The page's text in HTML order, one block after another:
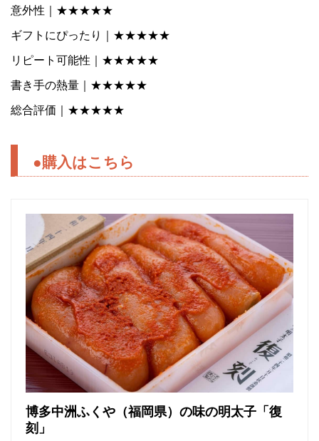
意外性｜★★★★★
ギフトにぴったり｜★★★★★
リピート可能性｜★★★★★
書き手の熱量｜★★★★★
総合評価｜★★★★★
●購入はこちら
博多中洲ふくや（福岡県）の味の明太子「復
刻」